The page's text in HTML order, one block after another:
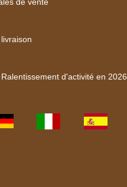
d'activité en 2026